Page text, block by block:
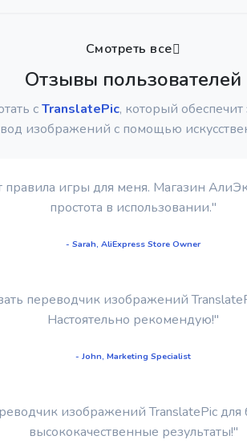
Смотреть все
Отзывы пользователей
сTranslatePic, который
изображений с помощью
игры для меня. Магазин
простота в использовании."
- Sarah, AliExpress Store Owner
переводчик изображений
Настоятельно рекомендую!"
- John, Marketing Specialist
изображений TranslatePic
высококачественные результаты!"